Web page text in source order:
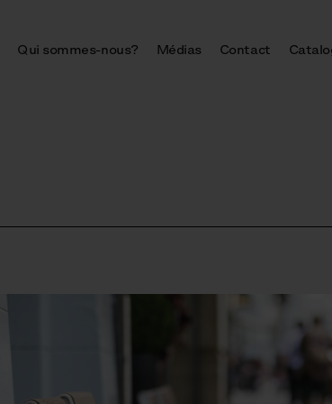
Qui sommes-nous? Médias Contact